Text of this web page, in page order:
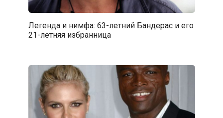
Легенда и нимфа: 63-летний Бандерас и его
21-летняя избранница